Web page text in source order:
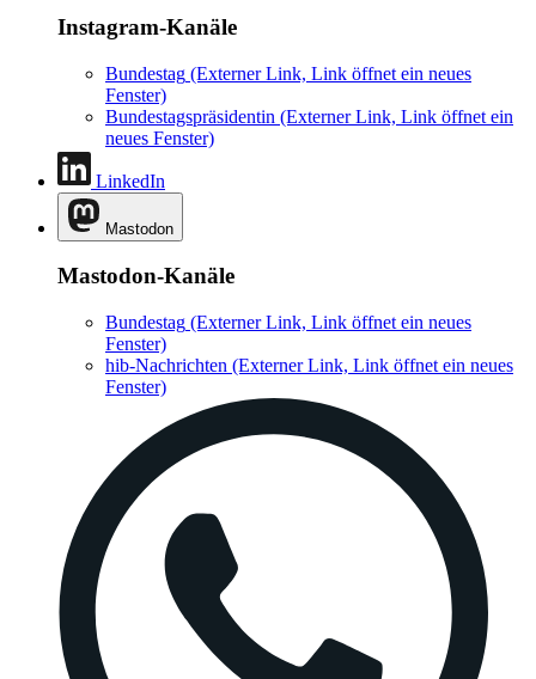
Instagram-Kanäle
Bundestag (Externer Link, Link öffnet ein neues
Fenster)
Bundestagspräsidentin (Externer Link, Link öffnet ein
neues Fenster)
LinkedIn
Mastodon
Mastodon-Kanäle
Bundestag (Externer Link, Link öffnet ein neues
Fenster)
hib-Nachrichten (Externer Link, Link öffnet ein neues
Fenster)